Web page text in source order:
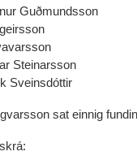
Guðmundsson
Steinarsson
Sveinsdóttir
sat einnig